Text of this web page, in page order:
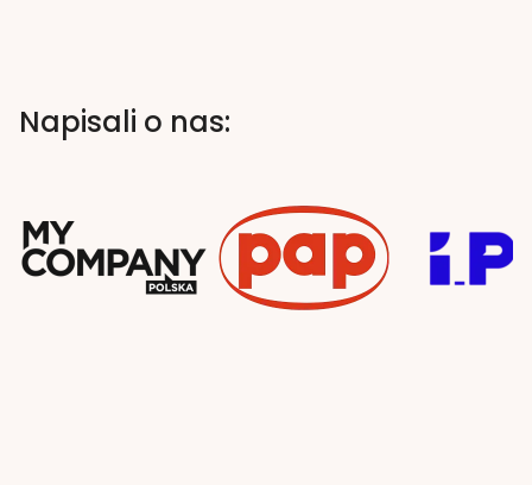
Napisali o nas: